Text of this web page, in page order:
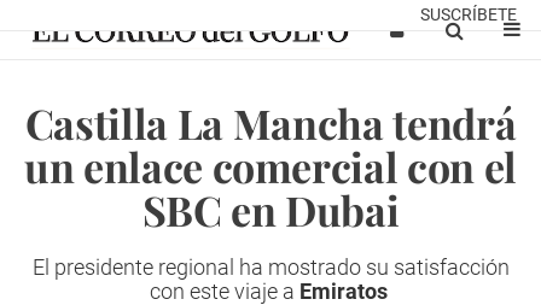
SUSCRÍBETE
Castilla La Mancha tendrá
un enlace comercial con el
SBC en Dubai
El presidente regional ha mostrado su satisfacción
con este viaje a Emiratos